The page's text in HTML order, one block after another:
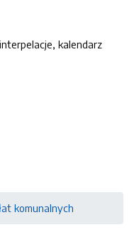
kalendarz
komunalnych